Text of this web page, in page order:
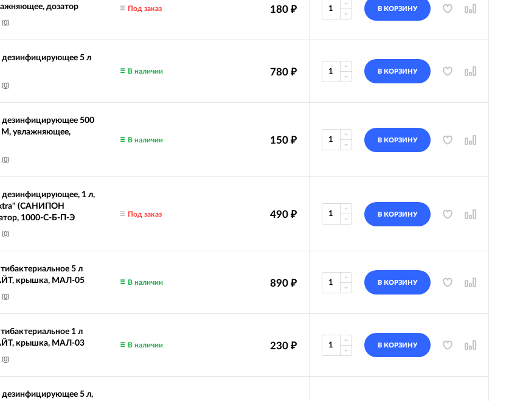
дозатор
(0)
180 ₽
Под заказ В КОРЗИНУ
5 л
(0)
780 ₽
В наличии В КОРЗИНУ
500
увлажняющее,
(0)
150 ₽
В наличии В КОРЗИНУ
1 л,
(САНИПОН
1000-С-Б-П-Э
(0)
490 ₽
Под заказ В КОРЗИНУ
5 л
крышка, МАЛ-05
(0)
890 ₽
В наличии В КОРЗИНУ
1 л
крышка, МАЛ-03
(0)
230 ₽
В наличии В КОРЗИНУ
5 л,